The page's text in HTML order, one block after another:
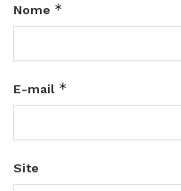
Nome *
E-mail *
Site